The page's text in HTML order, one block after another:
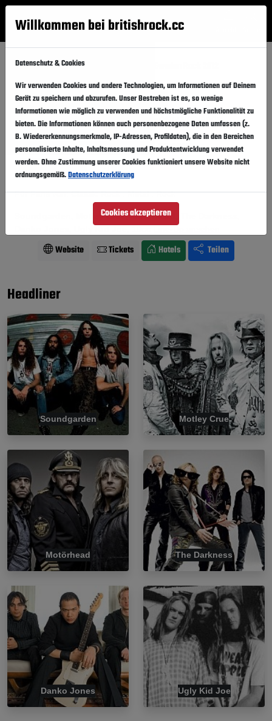
Menü
Startseite Festivals
Sweden Rock 2012 Folgen
Schweden, Sölvesborg, Festivalgelände
Mittwoch,06.06.2012-Samstag,09.06.2012
Vergangener Event
Für Fans von: Classic Rock . Metal . Rock
Soundgarden, Motley Crue, Motörhead, The Darkness,
Website Tickets Hotels Teilen
Headliner
Soundgarden Motley Crue
Motörhead The Darkness
Danko Jones Ugly Kid Joe
Willkommen bei britishrock.cc
Datenschutz & Cookies
Wir verwenden Cookies und andere Technologien, um Informationen auf Deinem
Gerät zu speichern und abzurufen. Unser Bestreben ist es, so wenige
Informationen wie möglich zu verwenden und höchstmögliche Funktionalität zu
bieten. Die Informationen können auch personenbezogene Daten umfassen (z.
B. Wiedererkennungsmerkmale, IP-Adressen, Profildaten), die in den Bereichen
personalisierte Inhalte, Inhaltsmessung und Produktentwicklung verwendet
werden. Ohne Zustimmung unserer Cookies funktioniert unsere Website nicht
ordnungsgemäß.Datenschutzerklärung
Cookies akzeptieren